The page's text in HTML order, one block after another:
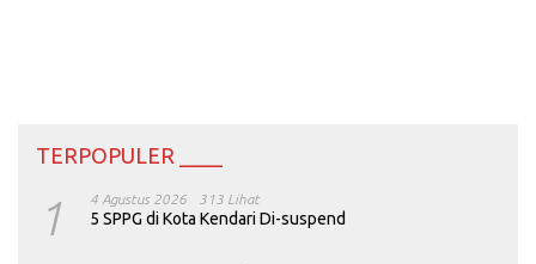
TERPOPULER ____
1 4 Agustus 2026 313 Lihat
5 SPPG di Kota Kendari Di-suspend